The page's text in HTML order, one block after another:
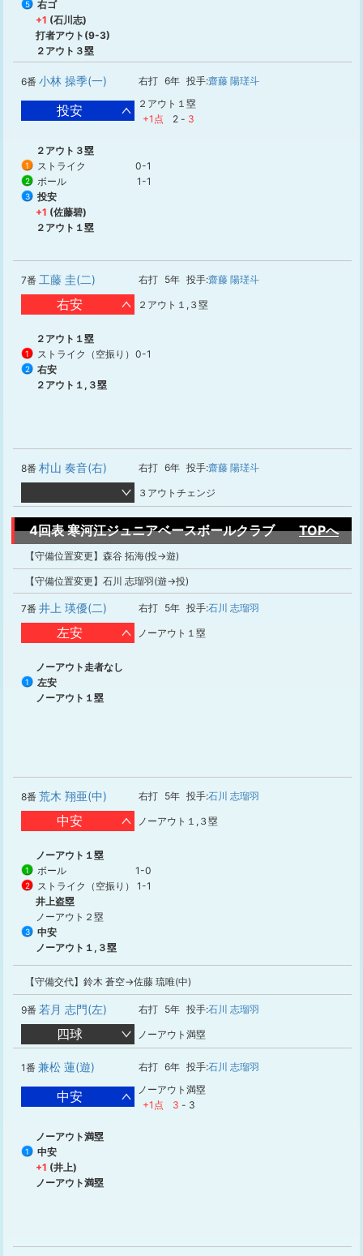
5
右ゴ
+1 (石川志)
打者アウト(9-3)
２アウト３塁
6番 小林 操季(一) 右打 6年 投手:齋藤 陽瑳斗
投安
２アウト１塁
+1点
2 - 3
２アウト３塁
1 ストライク 0-1
2 ボール 1-1
3
投安
+1 (佐藤碧)
２アウト１塁
7番 工藤 圭(二) 右打 5年 投手:齋藤 陽瑳斗
右安 ２アウト１,３塁
２アウト１塁
1 ストライク（空振り） 0-1
2
右安
２アウト１,３塁
8番 村山 奏音(右) 右打 6年 投手:齋藤 陽瑳斗
３アウトチェンジ
4回表 寒河江ジュニアベースボールクラブ TOPへ
【守備位置変更】森谷 拓海(投→遊)
【守備位置変更】石川 志瑠羽(遊→投)
7番 井上 瑛優(二) 右打 5年 投手:石川 志瑠羽
左安 ノーアウト１塁
ノーアウト走者なし
1
左安
ノーアウト１塁
8番 荒木 翔亜(中) 右打 5年 投手:石川 志瑠羽
中安 ノーアウト１,３塁
ノーアウト１塁
1 ボール 1-0
2 ストライク（空振り）
1-1
井上盗塁
ノーアウト２塁
3
中安
ノーアウト１,３塁
【守備交代】鈴木 蒼空→佐藤 琉唯(中)
9番 若月 志門(左) 右打 5年 投手:石川 志瑠羽
四球 ノーアウト満塁
1番 兼松 蓮(遊) 右打 6年 投手:石川 志瑠羽
中安
ノーアウト満塁
+1点
3 - 3
ノーアウト満塁
1
中安
+1 (井上)
ノーアウト満塁